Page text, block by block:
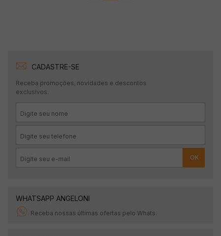
CADASTRE-SE
Receba promoções, novidades e descontos
exclusivos.
OK
WHATSAPP ANGELONI
Receba nossas últimas ofertas pelo Whats.